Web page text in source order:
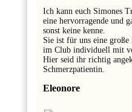
Ich kann euch Simones
eine hervorragende und
sonst keine kenne.
Sie ist für uns eine
im Club individuell mit
Hier seid ihr richtig
Schmerzpatientin.
Eleonore